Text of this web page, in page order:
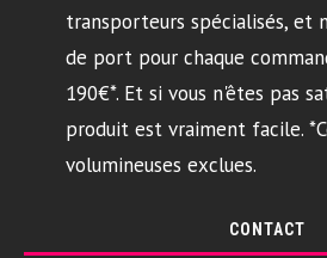
transporteurs spécialisés, et
de port pour chaque
190€*. Et si vous n'êtes pas
produit est vraiment facile.
volumineuses exclues.
CONTACT